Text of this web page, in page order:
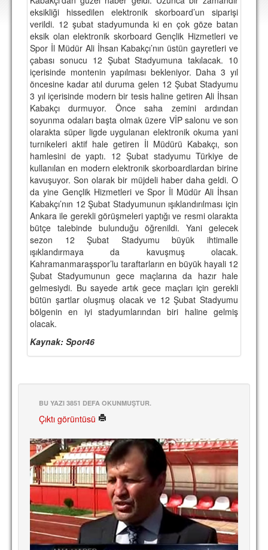
DEPLASMAN
LİSANSLI ÜRÜNLER
MULTİMEDYA
FOTOĞRAF & VİDEOLAR
MARŞ & TEZAHÜRATLAR
KULÜP
AMBLEM
SPOR TESİSLERİ
YÖNETİM KURULU
PERSONEL
SPONSORLAR
TARİHÇE
TARİHİ BAŞARILAR
BASINDAN
KUPA MAÇLARI
HAKKIMIZDA
İRTİBAT
SİTE İSTATİSTİKLERİ
REKLAM YAYINI
eksikliği hissedilen elektronik skorboard’un siparişi
verildi. 12 şubat stadyumunda ki en çok göze batan
eksik olan elektronik skorboard Gençlik Hizmetleri ve
Spor İl Müdür Ali İhsan Kabakçı’nın üstün gayretleri ve
çabası sonucu 12 Şubat Stadyumuna takılacak. 10
içerisinde montenin yapılması bekleniyor. Daha 3 yıl
öncesine kadar atıl duruma gelen 12 Şubat Stadyumu
3 yıl içerisinde modern bir tesis haline getiren Ali İhsan
Kabakçı durmuyor. Önce saha zemini ardından
soyunma odaları başta olmak üzere VİP salonu ve son
olarakta süper ligde uygulanan elektronik okuma yani
turnikeleri aktif hale getiren İl Müdürü Kabakçı, son
hamlesini de yaptı. 12 Şubat stadyumu Türkiye de
kullanılan en modern elektronik skorboardlardan birine
kavuşuyor. Son olarak bir müjdeli haber daha geldi. O
da yine Gençlik Hizmetleri ve Spor İl Müdür Ali İhsan
Kabakçı’nın 12 Şubat Stadyumunun ışıklandırılması için
Ankara ile gerekli görüşmeleri yaptığı ve resmi olarakta
bütçe talebinde bulunduğu öğrenildi. Yani gelecek
sezon 12 Şubat Stadyumu büyük ihtimalle
ışıklandırmaya da kavuşmuş olacak.
Kahramanmaraşspor’lu taraftarların en büyük hayali 12
Şubat Stadyumunun gece maçlarına da hazır hale
gelmesiydi. Bu sayede artık gece maçları için gerekli
bütün şartlar oluşmuş olacak ve 12 Şubat Stadyumu
bölgenin en iyi stadyumlarından biri haline gelmiş
olacak.
Kaynak: Spor46
BU YAZI 3851 DEFA OKUNMUŞTUR.
Çıktı görüntüsü